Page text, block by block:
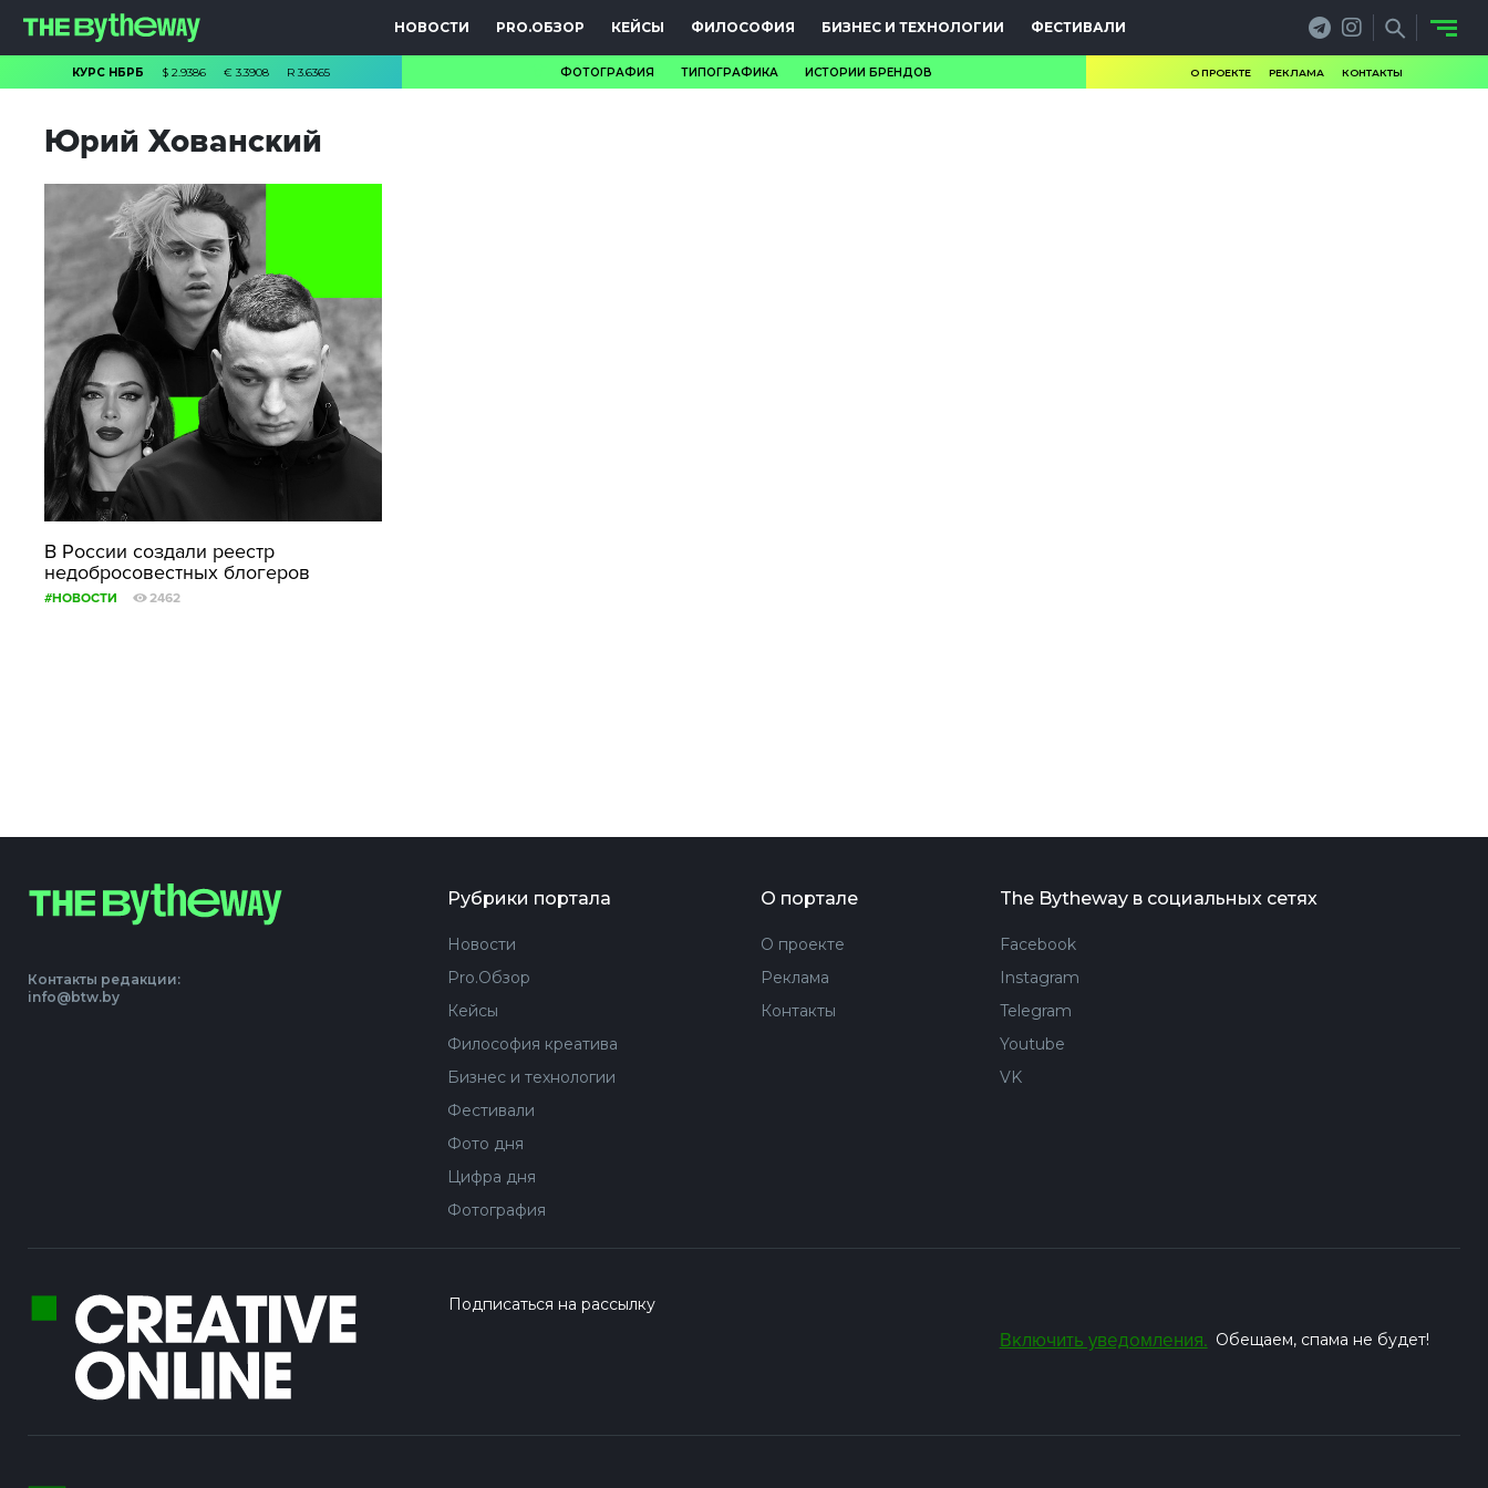
НОВОСТИ PRO.ОБЗОР КЕЙСЫ ФИЛОСОФИЯ БИЗНЕС И ТЕХНОЛОГИИ ФЕСТИВАЛИ
КУРС НБРБ $2.9386 € 3.3908 R3.6365 ФОТОГРАФИЯ ТИПОГРАФИКА ИСТОРИИ БРЕНДОВ О ПРОЕКТЕ РЕКЛАМА КОНТАКТЫ
Юрий Хованский
В России создали реестр
недобросовестных блогеров
#НОВОСТИ 2462
Контакты редакции:
info@btw.by
Рубрики портала
Новости
Pro.Обзор
Кейсы
Философия креатива
Бизнес и технологии
Фестивали
Фото дня
Цифра дня
Фотография
О портале
О проекте
Реклама
Контакты
The Bytheway в социальных сетях
Facebook
Instagram
Telegram
Youtube
VK
Подписаться на рассылку
Включить уведомления. Обещаем, спама не будет!